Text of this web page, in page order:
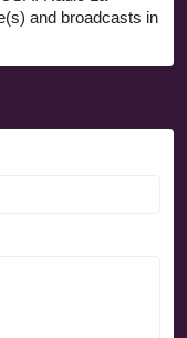
and broadcasts in